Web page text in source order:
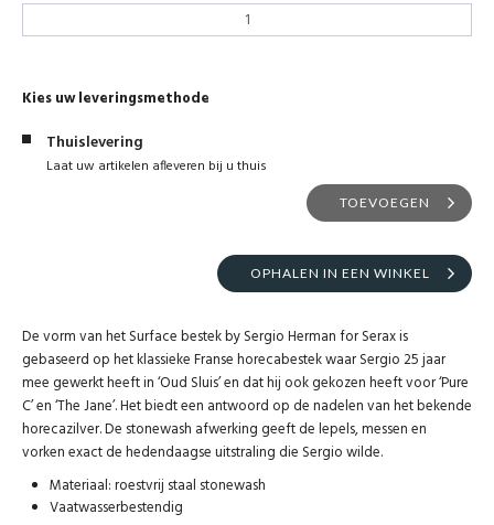
Kies uw leveringsmethode
Thuislevering
Laat uw artikelen afleveren bij u thuis
TOEVOEGEN
OPHALEN IN EEN WINKEL
De vorm van het Surface bestek by Sergio Herman for Serax is
gebaseerd op het klassieke Franse horecabestek waar Sergio 25 jaar
mee gewerkt heeft in ‘Oud Sluis’ en dat hij ook gekozen heeft voor ‘Pure
C’ en ‘The Jane’. Het biedt een antwoord op de nadelen van het bekende
horecazilver. De stonewash afwerking geeft de lepels, messen en
vorken exact de hedendaagse uitstraling die Sergio wilde.
Materiaal: roestvrij staal stonewash
Vaatwasserbestendig